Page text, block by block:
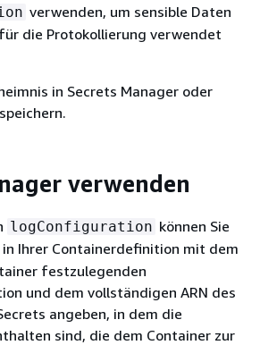
verwenden, um sensible Daten
die Protokollierung verwendet
in Secrets Manager oder
verwenden
logConfiguration können Sie
in Ihrer Containerdefinition mit dem
festzulegenden
und dem vollständigen ARN des
angeben, in dem die
sind, die dem Container zur